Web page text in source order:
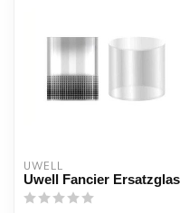
UWELL
Uwell Fancier Ersatzglas